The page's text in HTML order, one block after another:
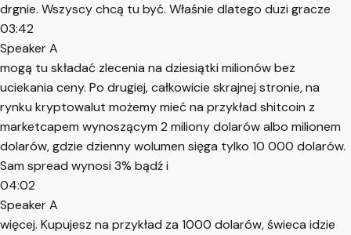
drgnie. Wszyscy chcą tu być. Właśnie dlatego duzi gracze
03:42
Speaker A
mogą tu składać zlecenia na dziesiątki milionów bez
uciekania ceny. Po drugiej, całkowicie skrajnej stronie, na
rynku kryptowalut możemy mieć na przykład shitcoin z
marketcapem wynoszącym 2 miliony dolarów albo milionem
dolarów, gdzie dzienny wolumen sięga tylko 10 000 dolarów.
Sam spread wynosi 3% bądź i
04:02
Speaker A
więcej. Kupujesz na przykład za 1000 dolarów, świeca idzie